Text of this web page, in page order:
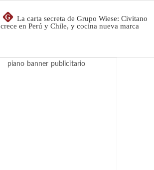
G
La carta secreta de Grupo Wiese: Civitano
crece en Perú y Chile, y cocina nueva marca